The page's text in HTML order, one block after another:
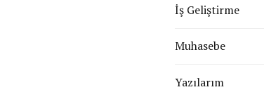
İş Geliştirme
Muhasebe
Yazılarım